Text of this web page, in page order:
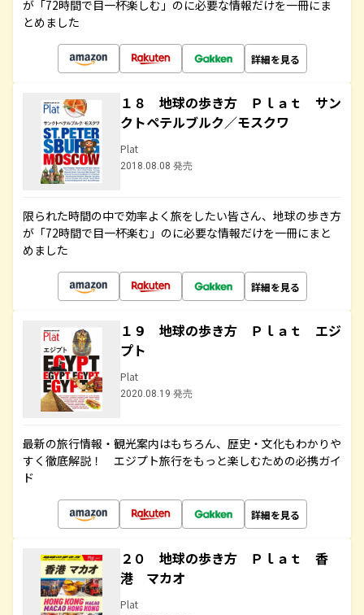
が「72時間で目一杯楽しむ」のに必要な情報だけを一冊にま
とめました
詳細を見る
１８ 地球の歩き方 Ｐｌａｔ サン
クトペテルブルク／モスクワ
Plat
2018.08.08 発売
限られた時間の中で効率よく旅をしたい皆さん、地球の歩き方
が「72時間で目一杯楽む」のに必要な情報だけを一冊にまと
めました
詳細を見る
１９ 地球の歩き方 Ｐｌａｔ エジ
プト
Plat
2020.08.19 発売
最新の旅行情報・観光案内はもちろん、歴史・文化もわかりや
すく徹底解説！ エジプト旅行をもっと楽しむための必携ガイ
ド
詳細を見る
２０ 地球の歩き方 Ｐｌａｔ 香
港 マカオ
Plat